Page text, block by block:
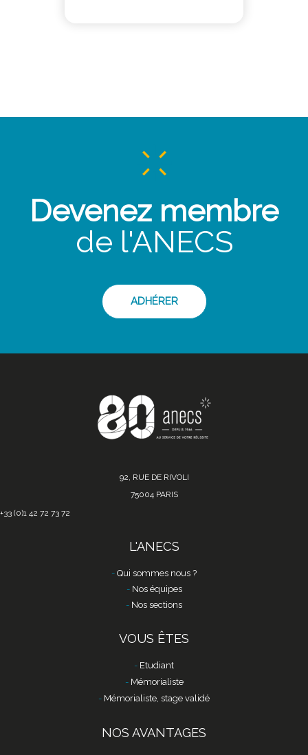
Devenez membre
de l'ANECS
ADHÉRER
92, RUE DE RIVOLI
75004 PARIS
+33 (0)1 42 72 73 72
L'ANECS
Qui sommes nous ?
Nos équipes
Nos sections
VOUS ÊTES
Etudiant
Mémorialiste
Mémorialiste, stage validé
NOS AVANTAGES